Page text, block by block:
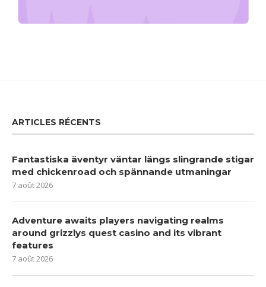
ARTICLES RÉCENTS
Fantastiska äventyr väntar längs slingrande stigar
med chickenroad och spännande utmaningar
7 août 2026
Adventure awaits players navigating realms
around grizzlys quest casino and its vibrant
features
7 août 2026